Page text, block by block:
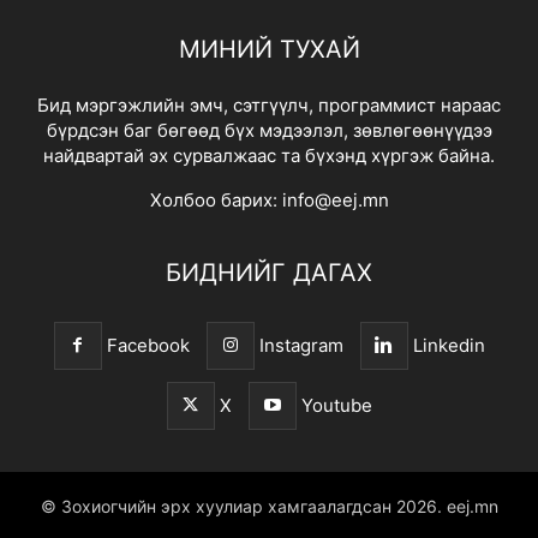
МИНИЙ ТУХАЙ
Бид мэргэжлийн эмч, сэтгүүлч, программист нараас
бүрдсэн баг бөгөөд бүх мэдээлэл, зөвлөгөөнүүдээ
найдвартай эх сурвалжаас та бүхэнд хүргэж байна.
Холбоо барих: info@eej.mn
БИДНИЙГ ДАГАХ
Facebook Instagram Linkedin
X Youtube
© Зохиогчийн эрх хуулиар хамгаалагдсан 2026. eej.mn